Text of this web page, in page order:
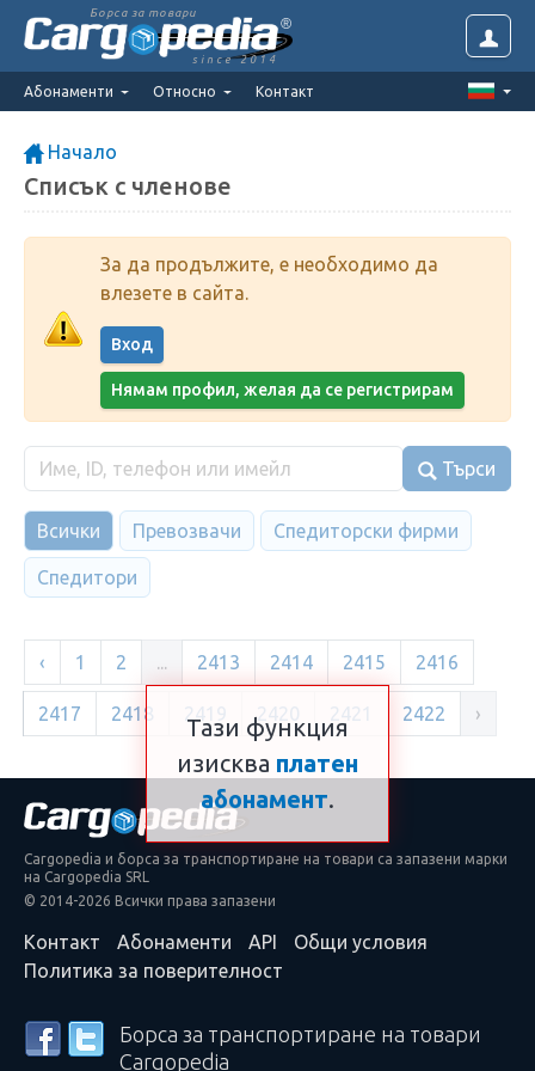
Борса за товари
since 2014
Абонаменти Относно Контакт
Начало
Списък с членове
За да продължите, е необходимо да
влезете в сайта.
Вход
Нямам профил, желая да се регистрирам
Търси
Всички Превозвачи Спедиторски фирми
Спедитори
‹ 1 2 ... 2413 2414 2415 2416
2417 2418 2419 2420 2421 2422 ›
Тази функция
изисква платен
абонамент.
Cargopedia и борса за транспортиране на товари са запазени марки
на Cargopedia SRL
© 2014-2026 Всички права запазени
Контакт Абонаменти API
Общи условия
Политика за поверителност
Борса за транспортиране на товари
Cargopedia